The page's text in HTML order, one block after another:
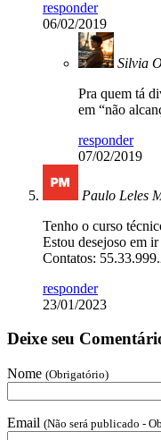
responder
06/02/2019
Silvia
Pra quem tá
em “não
responder
07/02/2019
Paulo Leles
Tenho o curso
Estou desejoso em
Contatos:
responder
23/01/2023
Deixe seu
Nome (Obrigatório)
Email (Não será publicado -